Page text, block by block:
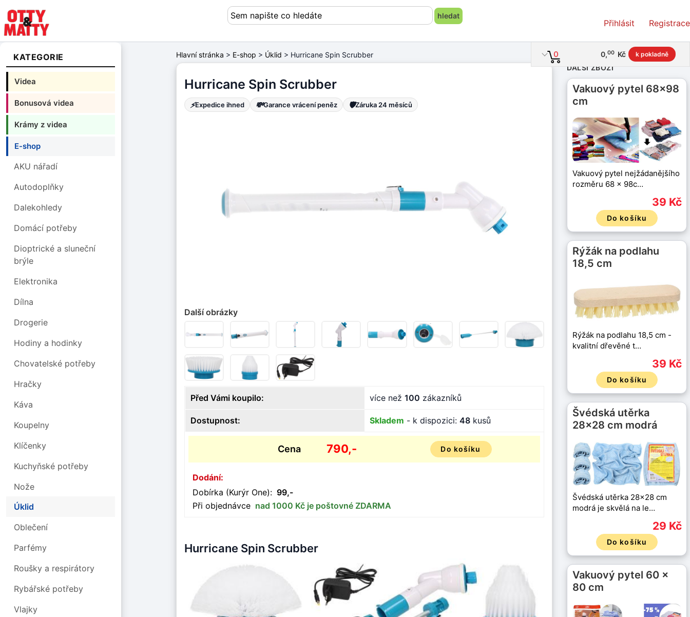
Přihlásit Registrace
0 0,00 Kč k pokladně
KATEGORIE
Videa
Bonusová videa
Krámy z videa
E-shop
AKU nářadí
Autodoplňky
Dalekohledy
Domácí potřeby
Dioptrické a sluneční
brýle
Elektronika
Dílna
Drogerie
Hodiny a hodinky
Chovatelské potřeby
Hračky
Káva
Koupelny
Klíčenky
Kuchyňské potřeby
Nože
Úklid
Oblečení
Parfémy
Roušky a respirátory
Rybářské potřeby
Vlajky
Hlavní stránka > E-shop > Úklid > Hurricane Spin Scrubber
Hurricane Spin Scrubber
⚡Expedice ihned 💸Garance vrácení peněz 🛡️Záruka 24 měsíců
Další obrázky
Před Vámi koupilo: více než100 zákazníků
Dostupnost: Skladem - k dispozici:48 kusů
Cena 790,- Do košíku
Dodání:
Dobírka (Kurýr One): 99,-
Při objednávce nad 1000 Kč je poštovné ZDARMA
Hurricane Spin Scrubber
DALŠÍ ZBOŽÍ
Vakuový pytel 68x98
cm
Vakuový pytel nejžádanějšího
rozměru 68 x 98c…
39 Kč
Do košíku
Rýžák na podlahu
18,5 cm
Rýžák na podlahu 18,5 cm -
kvalitní dřevěné t…
39 Kč
Do košíku
Švédská utěrka
28x28 cm modrá
Švédská utěrka 28x28 cm
modrá je skvělá na le…
29 Kč
Do košíku
Vakuový pytel 60 x
80 cm